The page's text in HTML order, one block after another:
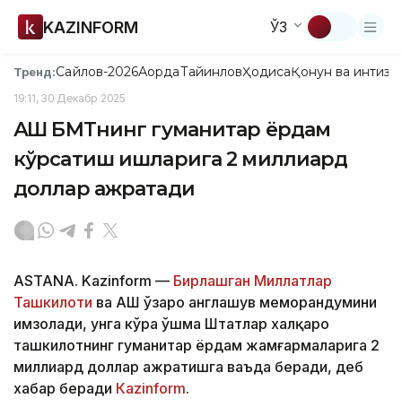
KAZINFORM ЎЗ
Тренд:Сайлов-2026АқордаТайинловҲодисаҚонун ва
19:11, 30 Декабр 2025
АҚШ БМТнинг гуманитар ёрдам
кўрсатиш ишларига 2 миллиард
доллар ажратади
ASTANA. Kazinform — Бирлашган Миллатлар
Ташкилоти ва АҚШ ўзаро англашув меморандумини
имзолади, унга кўра Қўшма Штатлар халқаро
ташкилотнинг гуманитар ёрдам жамғармаларига 2
миллиард доллар ажратишга ваъда беради, деб
хабар беради Кazinform.